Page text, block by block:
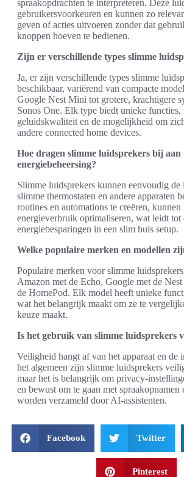
spraakopdrachten te interpreteren. Deze
gebruikersvoorkeuren en kunnen zo
geven of acties uitvoeren zonder dat
knoppen hoeven te bedienen.
Zijn er verschillende types slimme
Ja, er zijn verschillende types slimme
beschikbaar, variërend van compacte
Google Nest Mini tot grotere, krachtigere
Sonos One. Elk type biedt unieke functies,
geluidskwaliteit en de mogelijkheid om
andere connected home devices.
Hoe dragen slimme luidsprekers bij aan
energiebeheersing?
Slimme luidsprekers kunnen eenvoudig de
slimme thermostaten en andere apparaten
routines en automations te creëren,
energieverbruik optimaliseren, wat leidt tot
energiebesparingen in een slim huis setup.
Welke populaire merken en modellen
Populaire merken voor slimme
Amazon met de Echo, Google met de
de HomePod. Elk model heeft unieke
wat het belangrijk maakt om ze te
keuze maakt.
Is het gebruik van slimme luidsprekers
Veiligheid hangt af van het apparaat en de
het algemeen zijn slimme luidsprekers
maar het is belangrijk om privacy-
en bewust om te gaan met spraakopnamen
worden verzameld door AI-assistenten.
Facebook Twitter
Pinterest